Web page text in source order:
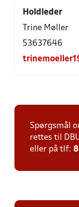
Holdleder
Trine Møller
53637646
Spørgsmål
rettes til
eller på tlf: